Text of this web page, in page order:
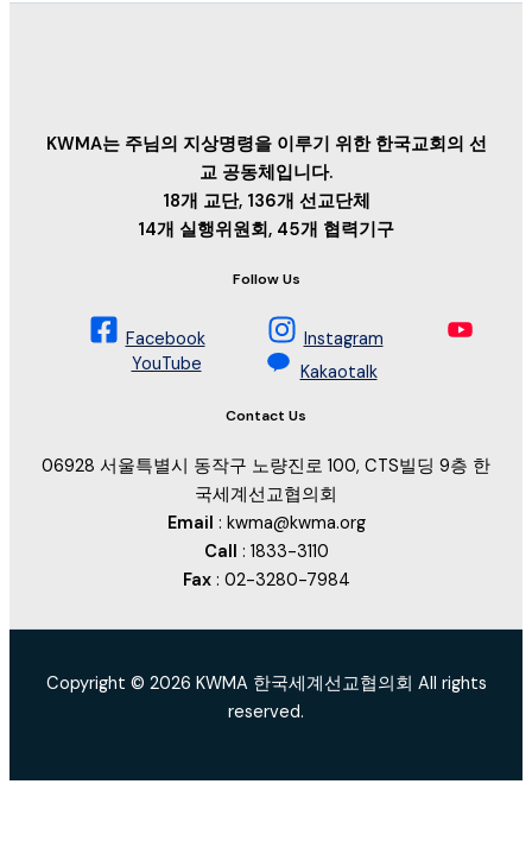
KWMA는 주님의 지상명령을 이루기 위한 한국교회의 선
교 공동체입니다.
18개 교단, 136개 선교단체
14개 실행위원회, 45개 협력기구
Follow Us
Facebook
Instagram
YouTube
Kakaotalk
Contact Us
06928 서울특별시 동작구 노량진로 100, CTS빌딩 9층 한
국세계선교협의회
Email : kwma@kwma.org
Call : 1833-3110
Fax : 02-3280-7984
Copyright © 2026 KWMA 한국세계선교협의회 All rights
reserved.